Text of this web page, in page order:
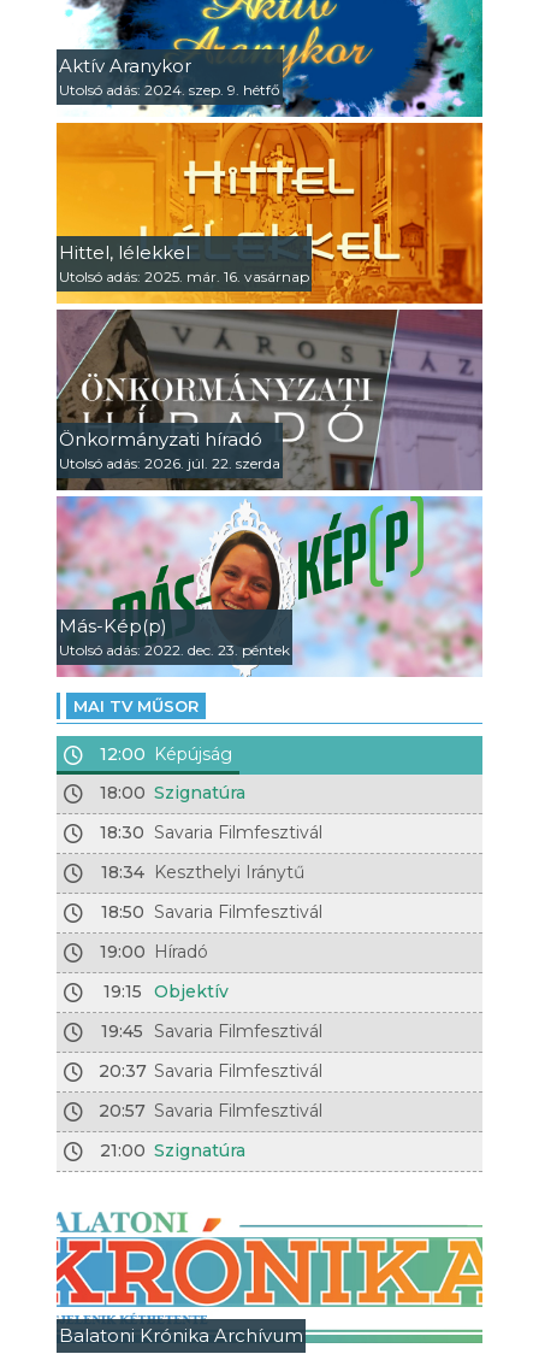
Aktív Aranykor
Utolsó adás: 2024. szep. 9. hétfő
Hittel, lélekkel
Utolsó adás: 2025. már. 16. vasárnap
Önkormányzati híradó
Utolsó adás: 2026. júl. 22. szerda
Más-Kép(p)
Utolsó adás: 2022. dec. 23. péntek
MAI TV MŰSOR
12:00 Képújság
18:00 Szignatúra
18:30 Savaria Filmfesztivál
18:34 Keszthelyi Iránytű
18:50 Savaria Filmfesztivál
19:00 Híradó
19:15
Objektív
19:45
Savaria Filmfesztivál
20:37 Savaria Filmfesztivál
20:57 Savaria Filmfesztivál
21:00 Szignatúra
Balatoni Krónika Archívum